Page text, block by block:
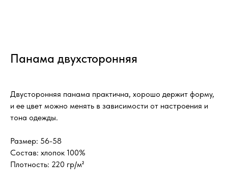
Панама двухсторонняя
Двусторонняя панама практична, хорошо держит форму,
и ее цвет можно менять в зависимости от настроения и
тона одежды.
Размер: 56-58
Состав: хлопок 100%
Плотность: 220 гр/м²